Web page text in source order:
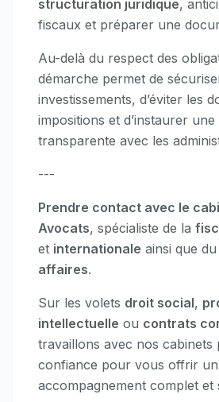
structuration juridique,
fiscaux et préparer une
Au-delà du respect des
démarche permet de
investissements, d’éviter les
impositions et d’instaurer
transparente avec les
---
Prendre contact avec le
Avocats, spécialiste de la
et internationale ainsi que du
affaires.
Sur les volets droit social,
intellectuelle ou contrats
travaillons avec nos cabinets
confiance pour vous offrir un
accompagnement complet et